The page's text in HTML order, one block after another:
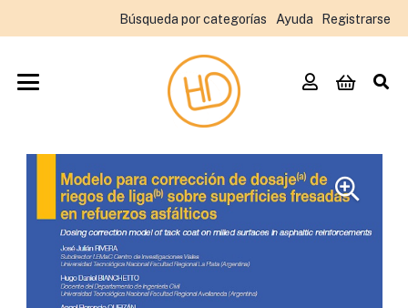
Búsqueda por categorías Ayuda Registrarse